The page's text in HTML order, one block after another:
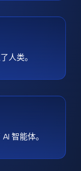
人类。
智能体。